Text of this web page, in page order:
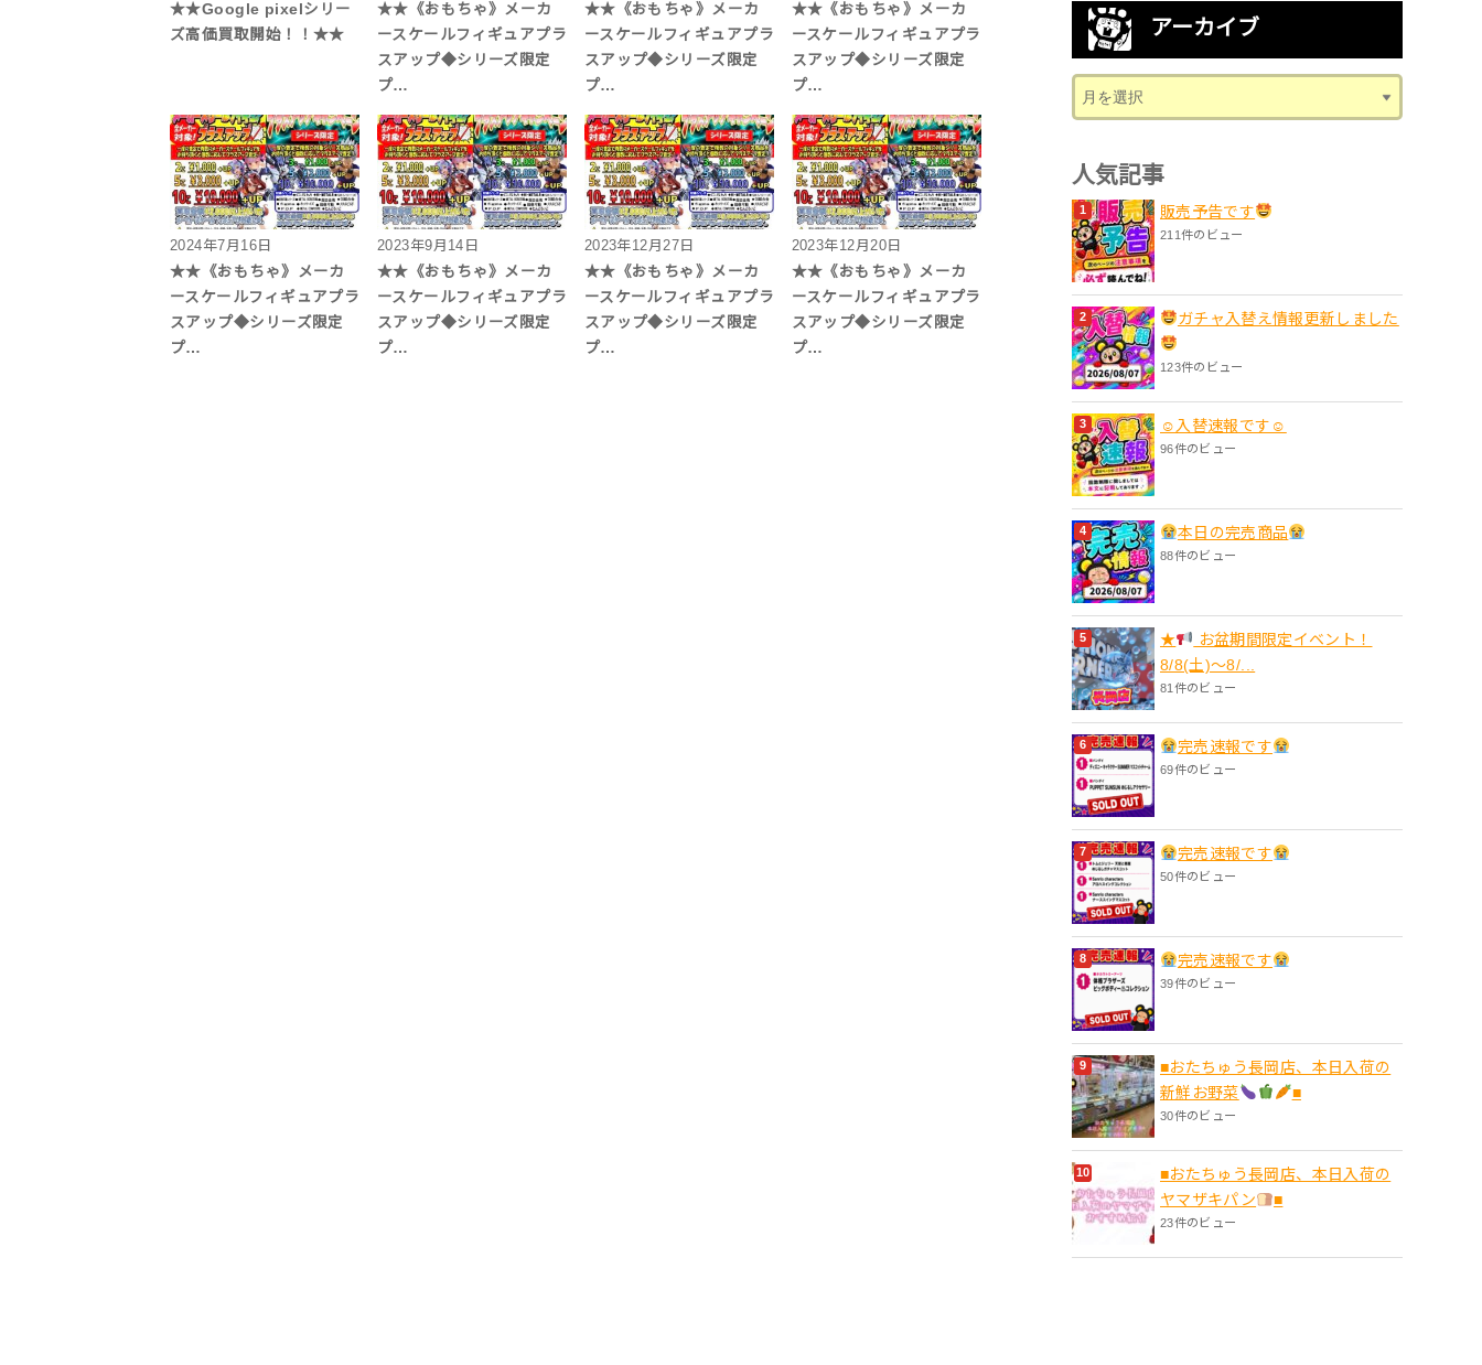
★★Google pixelシリー
ズ高価買取開始！！★★
★★《おもちゃ》メーカ
ースケールフィギュアプラ
スアップ◆シリーズ限定
プ…
★★《おもちゃ》メーカ
ースケールフィギュアプラ
スアップ◆シリーズ限定
プ…
★★《おもちゃ》メーカ
ースケールフィギュアプラ
スアップ◆シリーズ限定
プ…
2024年7月16日
★★《おもちゃ》メーカ
ースケールフィギュアプラ
スアップ◆シリーズ限定
プ…
2023年9月14日
★★《おもちゃ》メーカ
ースケールフィギュアプラ
スアップ◆シリーズ限定
プ…
2023年12月27日
★★《おもちゃ》メーカ
ースケールフィギュアプラ
スアップ◆シリーズ限定
プ…
2023年12月20日
★★《おもちゃ》メーカ
ースケールフィギュアプラ
スアップ◆シリーズ限定
プ…
アーカイブ
人気記事
販売予告です
211件のビュー
ガチャ入替え情報更新しました
123件のビュー
☺入替速報です☺
96件のビュー
本日の完売商品
88件のビュー
★
お盆期間限定イベント！
8/8(土)〜8/...
81件のビュー
完売速報です
69件のビュー
完売速報です
50件のビュー
完売速報です
39件のビュー
■おたちゅう長岡店、本日入荷の
新鮮お野菜
■
30件のビュー
■おたちゅう長岡店、本日入荷の
ヤマザキパン
■
23件のビュー